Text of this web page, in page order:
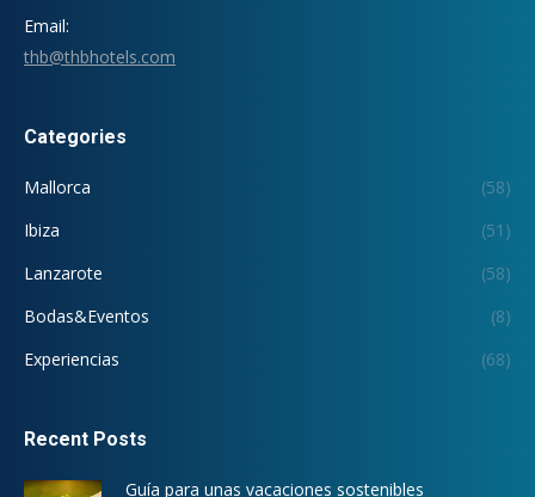
Email:
thb@thbhotels.com
Categories
Mallorca
(58)
Ibiza
(51)
Lanzarote
(58)
Bodas&Eventos
(8)
Experiencias
(68)
Recent Posts
Guía para unas vacaciones sostenibles